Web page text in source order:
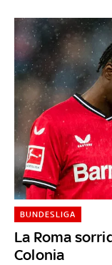
La Roma
Colonia
BUNDESLIGA